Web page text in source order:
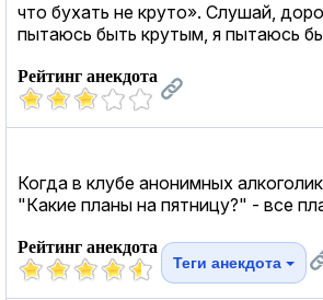
что бухать не круто». Слушай,
пытаюсь быть крутым, я пытаюсь
Рейтинг анекдота
Когда в клубе анонимных
"Какие планы на пятницу?" - все
Рейтинг анекдота
Теги анекдота